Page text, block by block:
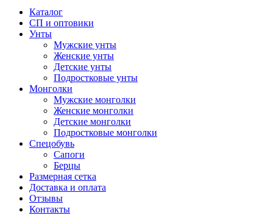
Каталог
СП и оптовики
Унты
Мужские унты
Женские унты
Детские унты
Подростковые унты
Монголки
Мужские монголки
Женские монголки
Детские монголки
Подростковые монголки
Спецобувь
Сапоги
Берцы
Размерная сетка
Доставка и оплата
Отзывы
Контакты